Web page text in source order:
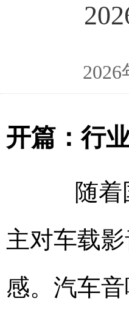
开篇：行
随着国
主对车载
感。汽车